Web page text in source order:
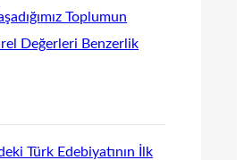
Toplumun
Değerleri Benzerlik
Türk Edebiyatının İlk